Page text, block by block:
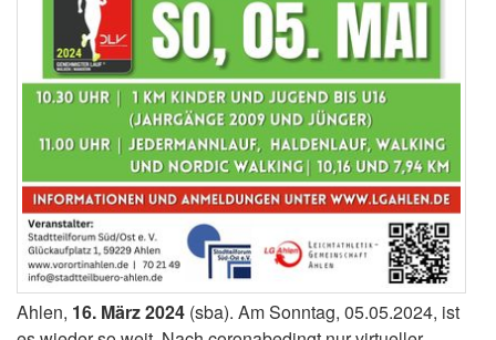
Ahlen, 16. März 2024 (sba). Am Sonntag, 05.05.2024, ist